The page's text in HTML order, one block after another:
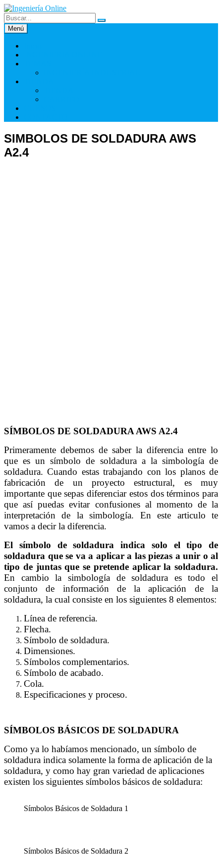
Saltar
al
contenido
Menú
SIMBOLOS DE SOLDADURA AWS
A2.4
SÍMBOLOS DE SOLDADURA AWS A2.4
Primeramente debemos de saber la diferencia entre lo
que es un símbolo de soldadura a la simbología de
soldadura. Cuando estas trabajando con los planos de
fabricación de un proyecto estructural, es muy
importante que sepas diferenciar estos dos términos para
que así puedas evitar confusiones al momento de la
interpretación de la simbología. En este articulo te
vamos a decir la diferencia.
El símbolo de soldadura indica solo el tipo de
soldadura que se va a aplicar a las piezas a unir o al
tipo de juntas que se pretende aplicar la soldadura.
En cambio la simbología de soldadura es todo el
conjunto de información de la aplicación de la
soldadura, la cual consiste en los siguientes 8 elementos:
Línea de referencia.
Flecha.
Símbolo de soldadura.
Dimensiones.
Símbolos complementarios.
Símbolo de acabado.
Cola.
Especificaciones y proceso.
SÍMBOLOS BÁSICOS DE SOLDADURA
Como ya lo habíamos mencionado, un símbolo de
soldadura indica solamente la forma de aplicación de la
soldadura, y como hay gran variedad de aplicaciones
existen los siguientes símbolos básicos de soldadura:
Símbolos Básicos de Soldadura 1
Símbolos Básicos de Soldadura 2